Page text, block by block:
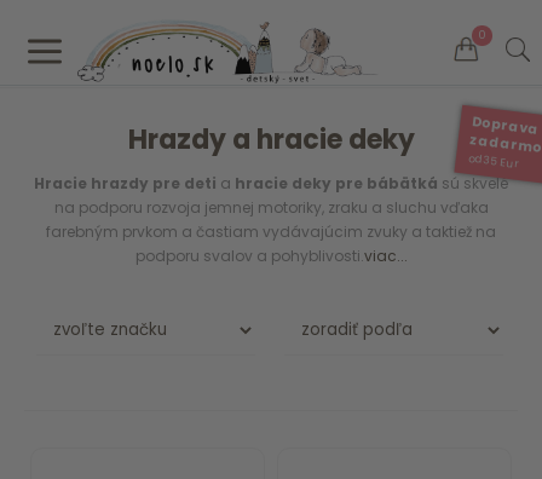
a 0
Doprava
od 35 Eur
Hrazdy a hracie deky
Hracie hrazdy pre deti a hracie deky pre bábätká sú skvelé
na podporu rozvoja jemnej motoriky, zraku a sluchu vďaka
farebným prvkom a častiam vydávajúcim zvuky a taktiež na
podporu svalov a pohyblivosti.viac...